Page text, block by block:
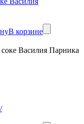
В корзине
Василия Парника